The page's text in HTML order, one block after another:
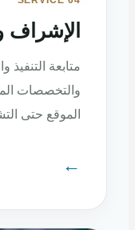
الإشراف
متابعة التنفيذ والتنسيق
والتخصصات المختلفة
الموقع حتى التشطيبات